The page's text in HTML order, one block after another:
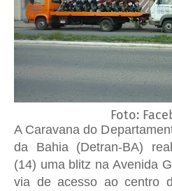
Foto:
A Caravana do
da Bahia (Detran-BA)
(14) uma blitz na Avenida
via de acesso ao centro